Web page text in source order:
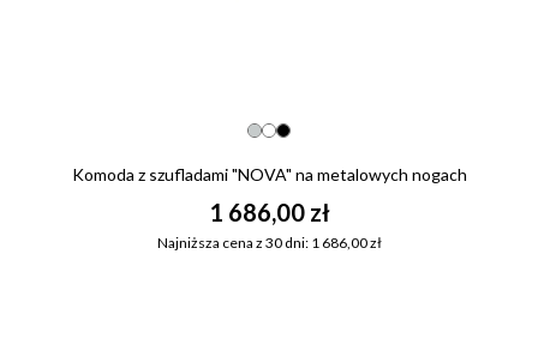
Komoda z szufladami "NOVA" na metalowych nogach
1 686,00 zł
Najniższa cena z 30 dni: 1 686,00 zł